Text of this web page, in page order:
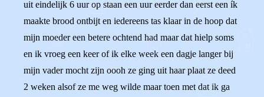
uit eindelijk 6 uur op staan een uur eerder dan eerst een ík
maakte brood ontbijt en iedereens tas klaar in de hoop dat
mijn moeder een betere ochtend had maar dat hielp soms
en ik vroeg een keer of ik elke week een dagje langer bij
mijn vader mocht zijn oooh ze ging uit haar plaat ze deed
2 weken alsof ze me weg wilde maar toen met dat ik ga